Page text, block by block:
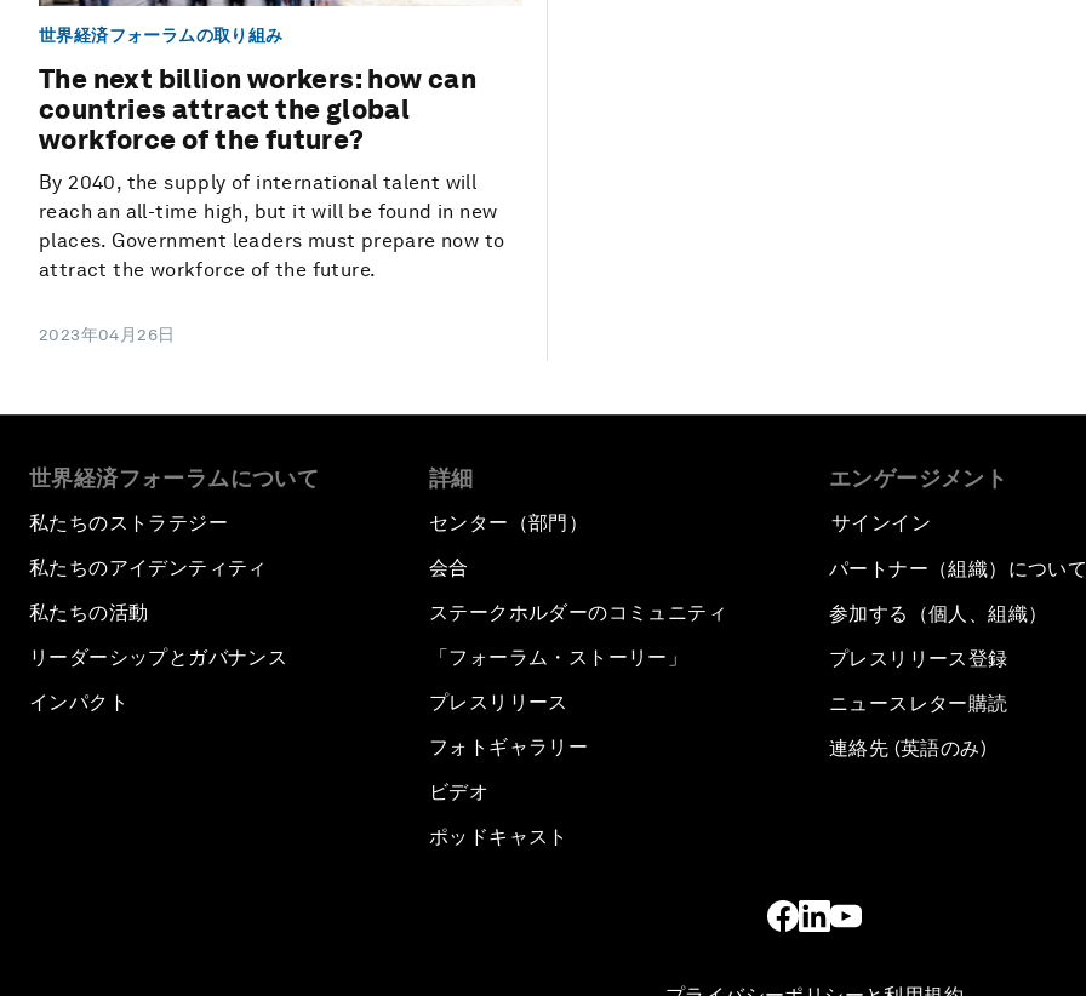
世界経済フォーラムの取り組み
The next billion workers: how can
countries attract the global
workforce of the future?
By 2040, the supply of international talent will
reach an all-time high, but it will be found in new
places. Government leaders must prepare now to
attract the workforce of the future.
2023年04月26日
世界経済フォーラムについて
私たちのストラテジー
私たちのアイデンティティ
私たちの活動
リーダーシップとガバナンス
インパクト
詳細
センター（部門）
会合
ステークホルダーのコミュニティ
「フォーラム・ストーリー」
プレスリリース
フォトギャラリー
ビデオ
ポッドキャスト
エンゲージメント
サインイン
パートナー（組織）について
参加する（個人、組織）
プレスリリース登録
ニュースレター購読
連絡先 (英語のみ)